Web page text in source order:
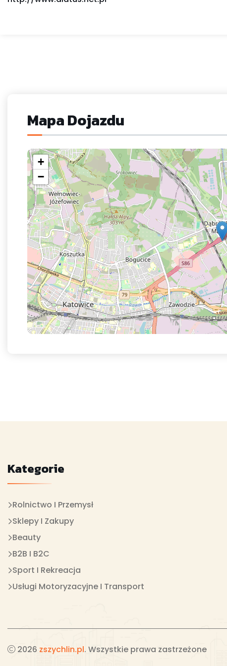
Mapa Dojazdu
+
−
Kategorie
Rolnictwo I Przemysł
Sklepy I Zakupy
Beauty
B2B I B2C
Sport I Rekreacja
Usługi Motoryzacyjne I Transport
2026 zszychlin.pl. Wszystkie prawa zastrzeżone